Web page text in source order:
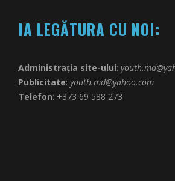
IA LEGĂTURA CU NOI:
Administrația site-ului:
Publicitate: youth.md@yahoo.com
Telefon: +373 69 588 273